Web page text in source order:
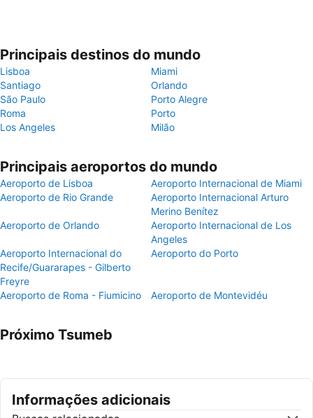
Principais destinos do mundo
Lisboa
Miami
Santiago
Orlando
São Paulo
Porto Alegre
Roma
Porto
Los Angeles
Milão
Principais aeroportos do mundo
Aeroporto de Lisboa
Aeroporto Internacional de Miami
Aeroporto de Rio Grande
Aeroporto Internacional Arturo
Merino Benítez
Aeroporto de Orlando
Aeroporto Internacional de Los
Angeles
Aeroporto Internacional do
Recife/Guararapes - Gilberto
Freyre
Aeroporto do Porto
Aeroporto de Roma - Fiumicino Aeroporto de Montevidéu
Próximo Tsumeb
Informações adicionais